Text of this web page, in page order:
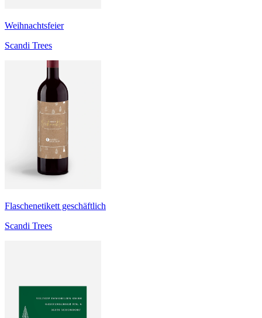
Weihnachtsfeier
Scandi Trees
Flaschenetikett geschäftlich
Scandi Trees